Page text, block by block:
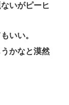
いがピーヒ
いい。
かなと漠然